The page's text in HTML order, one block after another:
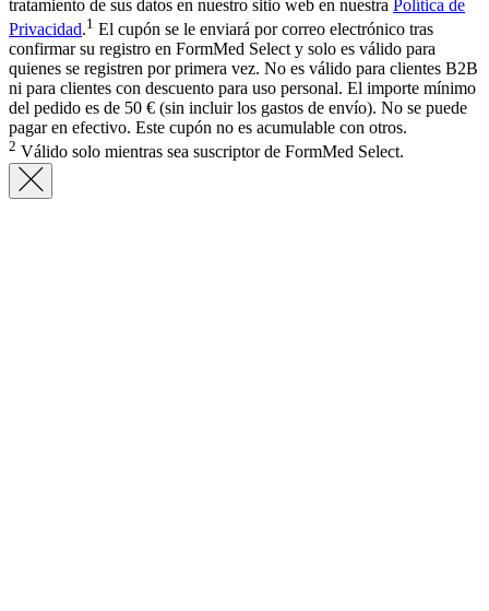
tratamiento de sus datos en nuestro sitio web en nuestra Política de
Privacidad.1 El cupón se le enviará por correo electrónico tras
confirmar su registro en FormMed Select y solo es válido para
quienes se registren por primera vez. No es válido para clientes B2B
ni para clientes con descuento para uso personal. El importe mínimo
del pedido es de 50 € (sin incluir los gastos de envío). No se puede
pagar en efectivo. Este cupón no es acumulable con otros.
2 Válido solo mientras sea suscriptor de FormMed Select.